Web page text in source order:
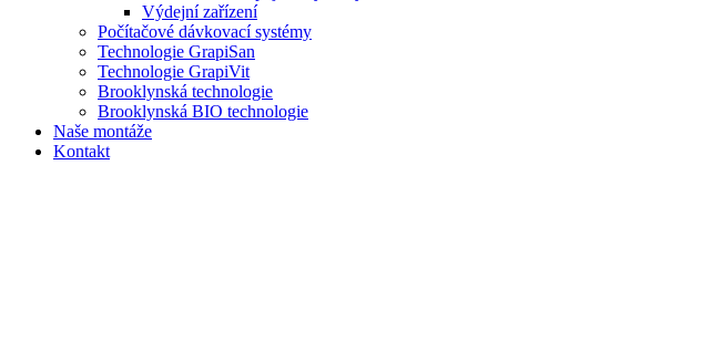
Výdejní zařízení
Počítačové dávkovací systémy
Technologie GrapiSan
Technologie GrapiVit
Brooklynská technologie
Brooklynská BIO technologie
Naše montáže
Kontakt